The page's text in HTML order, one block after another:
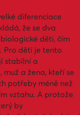
diferenciace
že se dva
děti, čím
Pro děti je tento
stabilní a
a žena, kteří se
potřeby méně než
vztahu. A protože
by